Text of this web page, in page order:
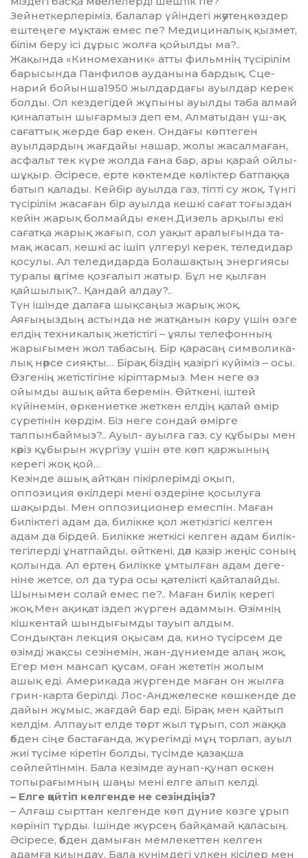
Зейнеткерлеріміз, балалар үйін­дегі жәутеңкөздер
ештеңеге мұқ­таж емес пе? Медициналық қыз­мет,
білім беру ісі дұрыс жолға қойыл­ды ма?..
Жақында «Киномеханик» атты фильмнің түсірілім
барысында Пан­филов ауданына бардық. Сце­
нарий бойынша1950 жыл­дар­дағы ауылдар керек
болды. Ол кездегідей жұпыны ауылды таба алмай
қина­латын шығармыз деп ем, Алматы­дан үш-ақ
сағаттық жерде бар екен. Ондағы көптеген
ауылдардың жағдайы нашар, жолы жасалмаған,
асфальт тек күре жолда ғана бар, ары қарай ойлы-
шұқыр. Әсіресе, ерте көктемде көліктер батпаққа
батып қалады. Кейбір ауылда газ, тіпті су жоқ. Түнгі
түсірілім жаса­ған бір ауылда кешкі сағат тоғыздан
кейін жарық болмайды екен.Дизель арқылы екі
сағатқа жарық жа­ғып, сол уақыт аралығында та­
мақ жасап, кешкі ас ішіп үлгеруі керек, теледидар
қосулы. Ал теле­дидарда Болашақтың энергиясы
туралы әңгіме қозғалып жатыр. Бұл не қылған
қайшылық?.. Қан­дай алдау?..
Түн ішінде далаға шықсаңыз жарық жоқ.
Аяғыңыздың астында не жатқанын көру үшін өзге
елдің тех­никалық жетістігі – ұялы те­лефонның
жарығымен жол таба­сың. Бір қарасаң символика­
лық нәрсе сияқты… Бірақ біздің қазіргі күйіміз – осы.
Өзгенің жетістігіне кіріп­тармыз. Мен неге өз
ойымды ашық айта беремін. Өйткені, іш­тей
күйінемін, өркениетке жеткен елдің қалай өмір
сүретінін көрдім. Біз неге сондай өмірге
талпынбай­мыз?.. Ауыл- ауылға газ, су құбыры мен
кәріз құбырын жүргізу үшін өте көп қаржының
керегі жоқ қой…
Кезінде ашық айтқан пікір­ле­рімді оқып,
оппозиция өкілдері ме­ні өздеріне қосылуға
шақырды. Мен оппозиционер емеспін. Ма­ған
биліктегі адам да, билікке қол жеткізгісі келген
адам да бірдей. Би­лікке жеткісі келген адам би­лік­
тегілерді ұнатпайды, өйткені, дәл қазір жеңіс соның
қолында. Ал ер­тең билікке ұмтылған адам де­ге­
ніне жетсе, ол да тура осы қате­лікті қай­талайды.
Шынымен солай емес пе?.. Маған билік керегі
жоқ.Мен ақи­қат іздеп жүрген адаммын. Өзім­нің
кішкентай шындығымды тауып алдым.
Сондықтан лекция оқысам да, кино түсірсем де
өзімді жақ­сы сезінемін, жан-дүниемде алаң жоқ.
Егер мен мансап қусам, оған жететін жолым
ашық еді. Америкада жүргенде маған он жылға
грин-карта берілді. Лос-Анджелеске көшкенде де
дайын жұмыс, жағдай бар еді. Бірақ мен қайтып
келдім. Алпауыт елде төрт жыл тұрып, сол жаққа
әбден сіңе бастағанда, жүрегімді мұң торлап, ауыл
жиі түсіме кіретін болды, түсімде қазақша
сөйлейтінмін. Бала кезімде аунап-қунап өскен
топырағымның шаңы мені елге алып келді.
– Елге қайтіп келгенде не сезін­діңіз?
– Алғаш сырттан келгенде көп дү­ние көзге ұрып
көрініп тұрды. Ішінде жүрсең байқамай қаласың.
Әсіресе, әбден дамыған мемлекет­тен келген
адамға қиындау. Бала кү­німдегі үлкен кісілер мен